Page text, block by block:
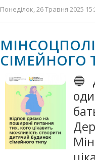
Понеділок, 26 Травня 2025
СІМЕЙНОГО
🔵